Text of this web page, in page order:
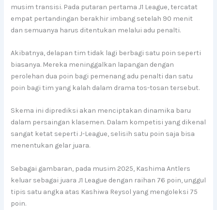
musim transisi. Pada putaran pertama J1 League, tercatat
empat pertandingan berakhir imbang setelah 90 menit
dan semuanya harus ditentukan melalui adu penalti.
Akibatnya, delapan tim tidak lagi berbagi satu poin seperti
biasanya. Mereka meninggalkan lapangan dengan
perolehan dua poin bagi pemenang adu penalti dan satu
poin bagi tim yang kalah dalam drama tos-tosan tersebut.
Skema ini diprediksi akan menciptakan dinamika baru
dalam persaingan klasemen. Dalam kompetisi yang dikenal
sangat ketat seperti J-League, selisih satu poin saja bisa
menentukan gelar juara.
Sebagai gambaran, pada musim 2025, Kashima Antlers
keluar sebagai juara J1 League dengan raihan 76 poin, unggul
tipis satu angka atas Kashiwa Reysol yang mengoleksi 75
poin.